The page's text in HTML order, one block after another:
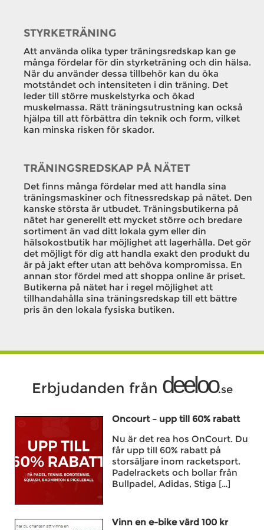
STYRKETRÄNING
Att använda olika typer träningsredskap kan ge
många fördelar för din styrketräning och din hälsa.
När du använder dessa tillbehör kan du öka
motståndet och intensiteten i din träning. Det
leder till större muskelstyrka och ökad
muskelmassa. Rätt träningsutrustning kan också
hjälpa till att förbättra din teknik och form, vilket
kan minska risken för skador.
TRÄNINGSREDSKAP PÅ NÄTET
Det finns många fördelar med att handla sina
träningsmaskiner och fitnessredskap på nätet. Den
kanske största är utbudet. Träningsbutikerna på
nätet har generellt ett mycket större och bredare
sortiment än vad ditt lokala gym eller din
hälsokostbutik har möjlighet att lagerhålla. Det gör
det möjligt för dig att handla exakt den produkt du
är på jakt efter utan att behöva kompromissa. En
annan stor fördel med att shoppa online är priset.
Butikerna på nätet har i regel möjlighet att
tillhandahålla sina träningsredskap till ett bättre
pris än den lokala fysiska butiken.
Erbjudanden från deeloo.se
Oncourt – upp till 60% rabatt
Nu är det rea hos OnCourt. Du
får upp till 60% rabatt på
storsäljare inom racketsport.
Padelrackets och bollar från
Bullpadel, Adidas, Stiga […]
Vinn en e-bike värd 100 kr